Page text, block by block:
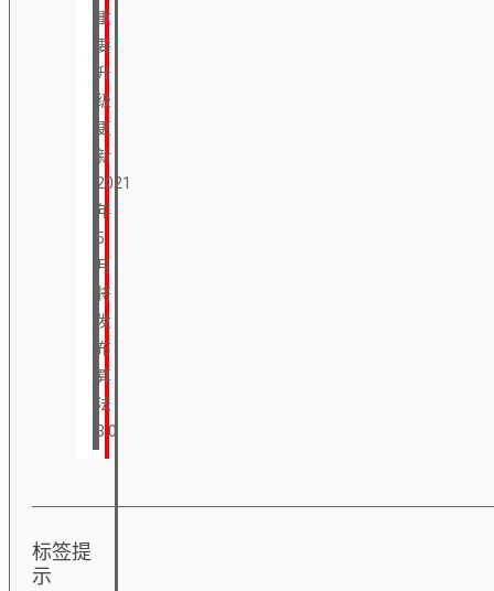
重
要
升
级
更
新
2021
年
5
月
将
发
布
算
法
3.0
标签提
示